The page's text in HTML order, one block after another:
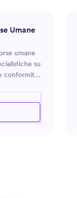
Umane
umane
su
conformità